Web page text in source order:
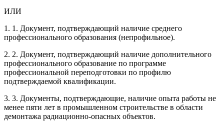
ИЛИ
1. 1. Документ, подтверждающий наличие среднего
профессионального образования (непрофильное).
2. 2. Документ, подтверждающий наличие дополнительного
профессионального образование по программе
профессиональной переподготовки по профилю
подтверждаемой квалификации.
3. 3. Документы, подтверждающие, наличие опыта работы не
менее пяти лет в промышленном строительстве в области
демонтажа радиационно-опасных объектов.